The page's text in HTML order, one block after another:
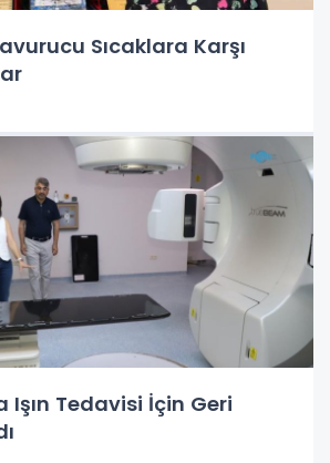
Sıcaklara Karşı
Işın Tedavisi İçin Geri